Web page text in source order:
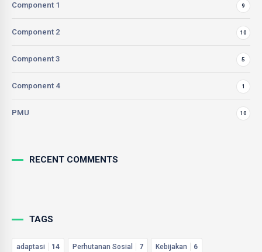
Component 1 9
Component 2 10
Component 3 5
Component 4 1
PMU 10
RECENT COMMENTS
TAGS
adaptasi 14 Perhutanan Sosial 7 Kebijakan 6